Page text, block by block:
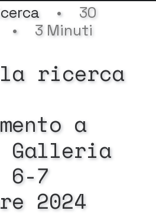
•
30
• 3 Minuti
la ricerca
a
Galleria
6-7
2024